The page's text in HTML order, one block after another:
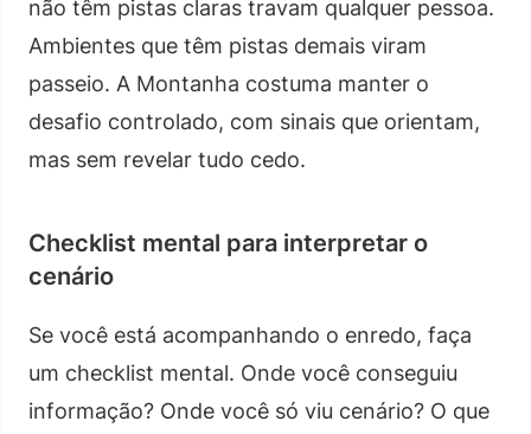
não têm pistas claras travam qualquer pessoa.
Ambientes que têm pistas demais viram
passeio. A Montanha costuma manter o
desafio controlado, com sinais que orientam,
mas sem revelar tudo cedo.
Checklist mental para interpretar o
cenário
Se você está acompanhando o enredo, faça
um checklist mental. Onde você conseguiu
informação? Onde você só viu cenário? O que